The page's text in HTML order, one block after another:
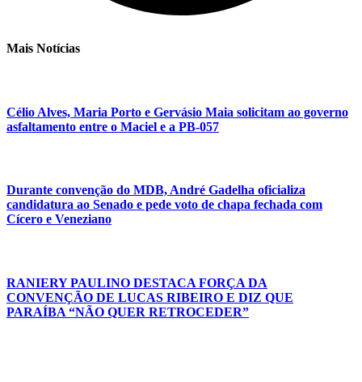
Mais Notícias
Célio Alves, Maria Porto e Gervásio Maia solicitam ao governo
asfaltamento entre o Maciel e a PB-057
Durante convenção do MDB, André Gadelha oficializa
candidatura ao Senado e pede voto de chapa fechada com
Cícero e Veneziano
RANIERY PAULINO DESTACA FORÇA DA
CONVENÇÃO DE LUCAS RIBEIRO E DIZ QUE
PARAÍBA “NÃO QUER RETROCEDER”